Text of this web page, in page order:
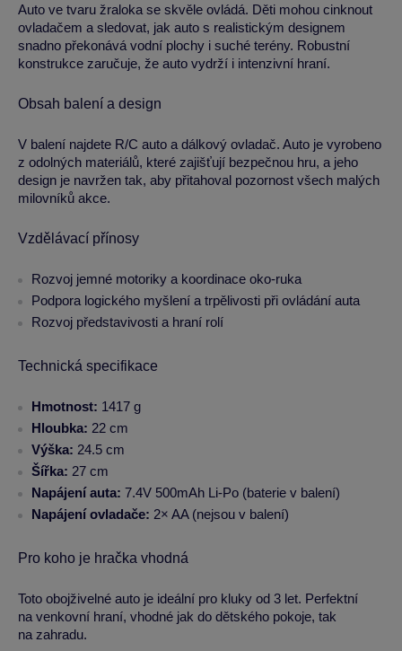
Auto ve tvaru žraloka se skvěle ovládá. Děti mohou cinknout
ovladačem a sledovat, jak auto s realistickým designem
snadno překonává vodní plochy i suché terény. Robustní
konstrukce zaručuje, že auto vydrží i intenzivní hraní.
Obsah balení a design
V balení najdete R/C auto a dálkový ovladač. Auto je vyrobeno
z odolných materiálů, které zajišťují bezpečnou hru, a jeho
design je navržen tak, aby přitahoval pozornost všech malých
milovníků akce.
Vzdělávací přínosy
Rozvoj jemné motoriky a koordinace oko-ruka
Podpora logického myšlení a trpělivosti při ovládání auta
Rozvoj představivosti a hraní rolí
Technická specifikace
Hmotnost: 1417 g
Hloubka: 22 cm
Výška: 24.5 cm
Šířka: 27 cm
Napájení auta: 7.4V 500mAh Li-Po (baterie v balení)
Napájení ovladače: 2× AA (nejsou v balení)
Pro koho je hračka vhodná
Toto obojživelné auto je ideální pro kluky od 3 let. Perfektní
na venkovní hraní, vhodné jak do dětského pokoje, tak
na zahradu.